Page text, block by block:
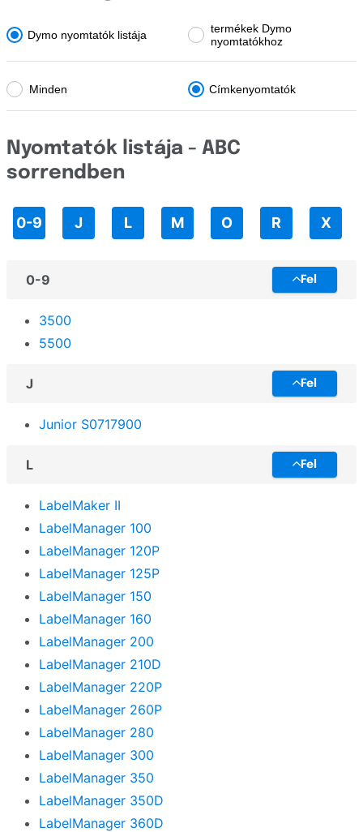
Toshiba
Zebra
Dymo nyomtatók listája
termékek Dymo
nyomtatókhoz
Minden Címkenyomtatók
Nyomtatók listája - ABC
sorrendben
0-9 J L M O R X
0-9 Fel
3500
5500
J Fel
Junior S0717900
L Fel
LabelMaker II
LabelManager 100
LabelManager 120P
LabelManager 125P
LabelManager 150
LabelManager 160
LabelManager 200
LabelManager 210D
LabelManager 220P
LabelManager 260P
LabelManager 280
LabelManager 300
LabelManager 350
LabelManager 350D
LabelManager 360D